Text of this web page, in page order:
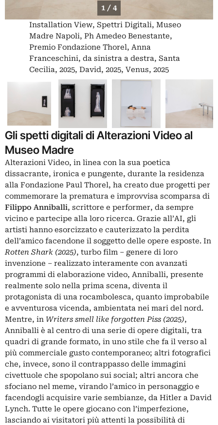
1 / 4
Installation View, Spettri Digitali, Museo
Madre Napoli, Ph Amedeo Benestante,
Premio Fondazione Thorel, Anna
Franceschini, da sinistra a destra, Santa
Cecilia, 2025, David, 2025, Venus, 2025
Gli spetti digitali di Alterazioni Video al
Museo Madre
Alterazioni Video, in linea con la sua poetica
dissacrante, ironica e pungente, durante la residenza
alla Fondazione Paul Thorel, ha creato due progetti per
commemorare la prematura e improvvisa scomparsa di
Filippo Anniballi, scrittore e performer, da sempre
vicino e partecipe alla loro ricerca. Grazie all’AI, gli
artisti hanno esorcizzato e cauterizzato la perdita
dell’amico facendone il soggetto delle opere esposte. In
Rotten Shark (2025), turbo film – genere di loro
invenzione – realizzato interamente con avanzati
programmi di elaborazione video, Anniballi, presente
realmente solo nella prima scena, diventa il
protagonista di una rocambolesca, quanto improbabile
e avventurosa vicenda, ambientata nei mari del nord.
Mentre, in Writers smell like forgotten Piss (2025),
Anniballi è al centro di una serie di opere digitali, tra
quadri di grande formato, in uno stile che fa il verso al
più commerciale gusto contemporaneo; altri fotografici
che, invece, sono il contrappasso delle immagini
civettuole che spopolano sui social; altri ancora che
sfociano nel meme, virando l’amico in personaggio e
facendogli acquisire varie sembianze, da Hitler a David
Lynch. Tutte le opere giocano con l’imperfezione,
lasciando ai visitatori più attenti la possibilità di